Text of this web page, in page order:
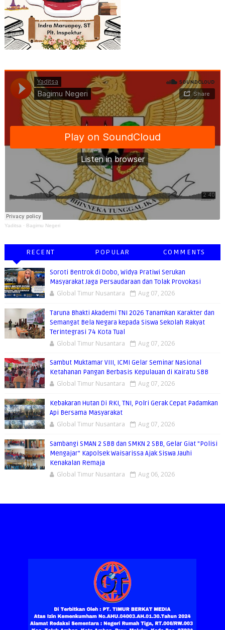
Yaditsa · Bagimu Negeri
RECENT POPULAR COMMENTS
Soroti Bentrok di Dobo, Widya Pratiwi Serukan
Masyarakat Jaga Persaudaraan dan Tolak Provokasi
Global Timur Nusantara Aug 07, 2026
Taruna Bhakti Akademi TNI 2026 Tanamkan Karakter dan
Semangat Bela Negara kepada Siswa Sekolah Rakyat
Terintegrasi 74 Kota Tual
Global Timur Nusantara Aug 07, 2026
Sambut Muktamar VIII, ICMI Gelar Seminar Nasional
Ketahanan Pangan Berbasis Kepulauan di Kairatu SBB
Global Timur Nusantara Aug 07, 2026
Kebakaran Hutan Di RKI, TNI, Polri Gerak Cepat Padamkan
Api Bersama Masyarakat
Global Timur Nusantara Aug 07, 2026
Sambangi SMAN 2 SBB dan SMKN 2 SBB, Gelar Giat "Polisi
Mengajar" Kapolsek Waisarissa Ajak Siswa Jauhi
Kenakalan Remaja
Global Timur Nusantara Aug 06, 2026